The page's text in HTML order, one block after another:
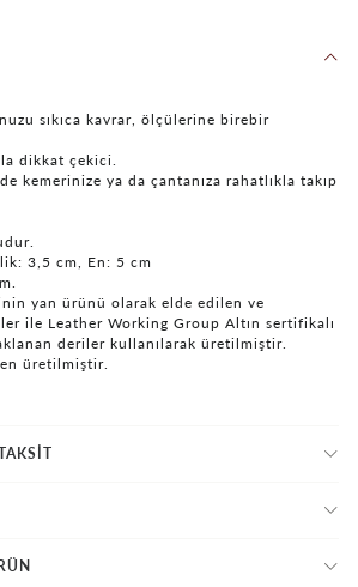
sıkıca kavrar, ölçülerine birebir
dikkat çekici.
kemerinize ya da çantanıza rahatlıkla takıp
3,5 cm, En: 5 cm
yan ürünü olarak elde edilen ve
ile Leather Working Group Altın sertifikalı
deriler kullanılarak üretilmiştir.
üretilmiştir.